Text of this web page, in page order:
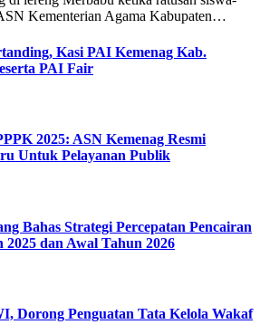
Kementerian Agama Kabupaten…
Kasi PAI Kemenag Kab.
PAI Fair
2025: ASN Kemenag Resmi
Untuk Pelayanan Publik
Bahas Strategi Percepatan Pencairan
dan Awal Tahun 2026
Dorong Penguatan Tata Kelola Wakaf